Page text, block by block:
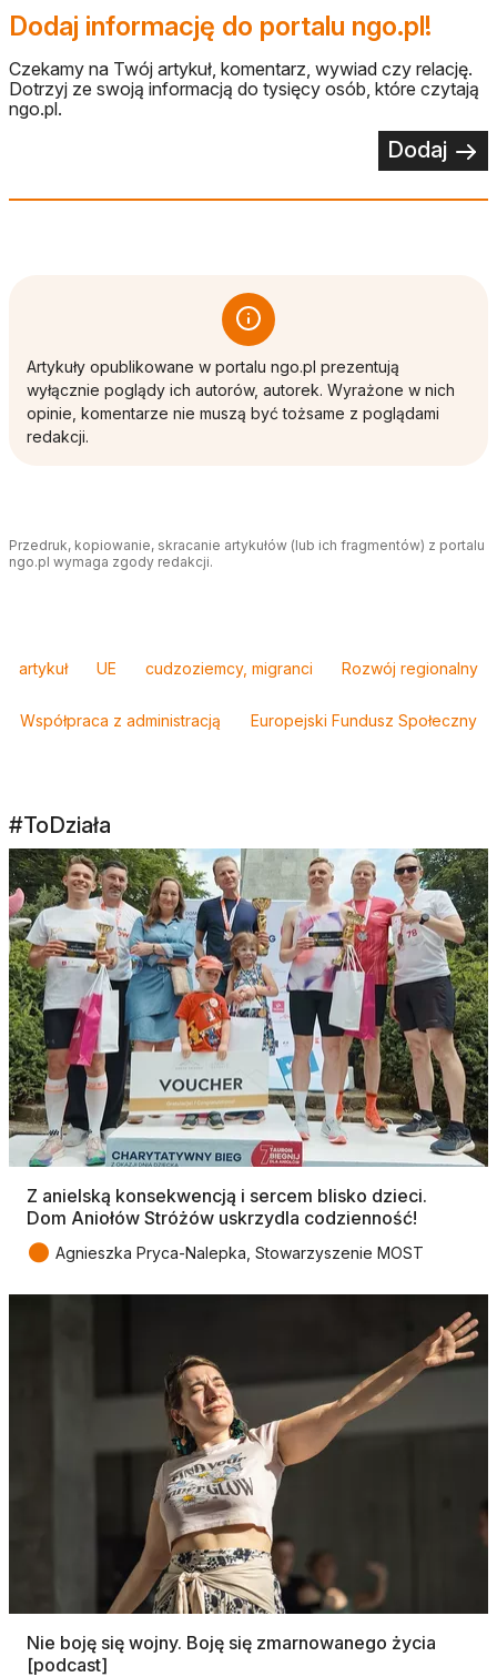
Dodaj informację do portalu ngo.pl!
Czekamy na Twój artykuł, komentarz, wywiad czy relację.
Dotrzyj ze swoją informacją do tysięcy osób, które czytają
ngo.pl.
Dodaj
Artykuły opublikowane w portalu ngo.pl prezentują
wyłącznie poglądy ich autorów, autorek. Wyrażone w nich
opinie, komentarze nie muszą być tożsame z poglądami
redakcji.
Przedruk, kopiowanie, skracanie artykułów (lub ich fragmentów) z portalu
ngo.pl wymaga zgody redakcji.
artykuł UE cudzoziemcy, migranci Rozwój regionalny
Współpraca z administracją Europejski Fundusz Społeczny
#ToDziała
Z anielską konsekwencją i sercem blisko dzieci.
Dom Aniołów Stróżów uskrzydla codzienność!
● Agnieszka Pryca-Nalepka, Stowarzyszenie MOST
Nie boję się wojny. Boję się zmarnowanego życia
[podcast]